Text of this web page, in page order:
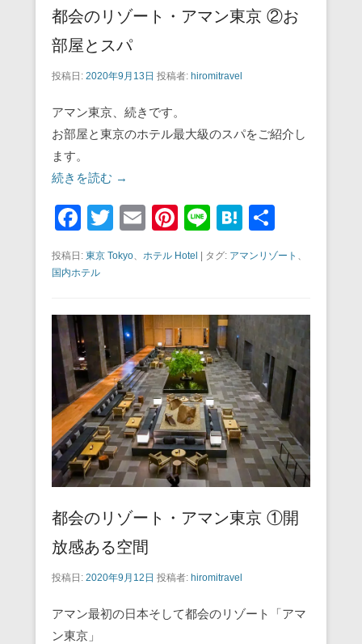
都会のリゾート・アマン東京 ②お
部屋とスパ
投稿日: 2020年9月13日 投稿者: hiromitravel
アマン東京、続きです。
お部屋と東京のホテル最大級のスパをご紹介し
ます。
続きを読む →
F
a
c
b
o
o
k
T
tt
E
ail
Pi
st
Li
e
H
e
a
有
投稿日: 東京 Tokyo ホテル Hotel | タグ: アマンリゾート
国内ホテル
都会のリゾート・アマン東京 ①開
放感ある空間
投稿日: 2020年9月12日 投稿者: hiromitravel
アマン最初の日本そして都会のリゾート「アマ
ン東京」